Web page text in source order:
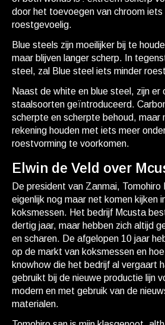
door het toevoegen van chroom iets
roestgevoelig.
Blue steels zijn moeilijker bij te
maar blijven langer scherp. In
steel, zal Blue steel iets minder
Naast de white en blue steel, zijn er
staalsoorten geïntroduceerd.
scherpte en scherpte behoud, maar
rekening houden met iets meer
roestvorming te voorkomen.
Elwin de Veld over
De president van Zanmai, Tomohiro
eigenlijk nog maar net komen kijken
koksmessen. Het bedrijf Mcusta
dertig jaar, maar hebben zich altijd
en scharen. De afgelopen 10 jaar
op de markt van koksmessen en
knowhow die het bedrijf al vergaart
gebruikt bij de nieuwe productie lijn
modern en met gebruik van de
materialen.